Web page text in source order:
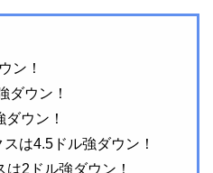
ン！
ウン！
ウン！
は4.5ドル強ダウン！
2ドル強ダウン！